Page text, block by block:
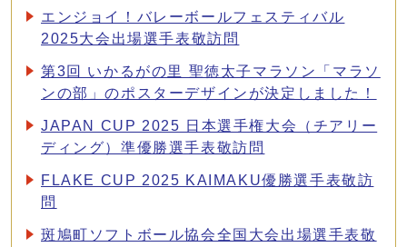
エンジョイ！バレーボールフェスティバル
2025大会出場選手表敬訪問
第3回 いかるがの里 聖徳太子マラソン「マラソ
ンの部」のポスターデザインが決定しました！
JAPAN CUP 2025 日本選手権大会（チアリー
ディング）準優勝選手表敬訪問
FLAKE CUP 2025 KAIMAKU優勝選手表敬訪
問
斑鳩町ソフトボール協会全国大会出場選手表敬